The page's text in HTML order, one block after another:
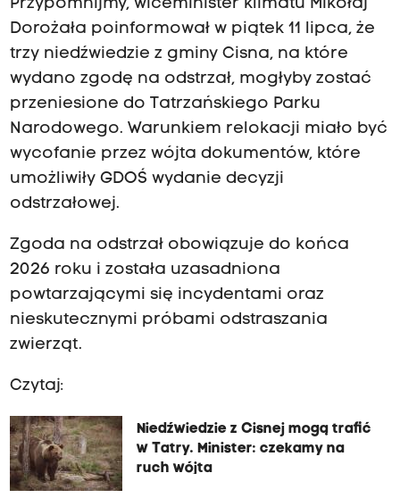
Przypomnijmy, wiceminister klimatu Mikołaj
Dorożała poinformował w piątek 11 lipca, że
trzy niedźwiedzie z gminy Cisna, na które
wydano zgodę na odstrzał, mogłyby zostać
przeniesione do Tatrzańskiego Parku
Narodowego. Warunkiem relokacji miało być
wycofanie przez wójta dokumentów, które
umożliwiły GDOŚ wydanie decyzji
odstrzałowej.
Zgoda na odstrzał obowiązuje do końca
2026 roku i została uzasadniona
powtarzającymi się incydentami oraz
nieskutecznymi próbami odstraszania
zwierząt.
Czytaj:
Niedźwiedzie z Cisnej mogą trafić
w Tatry. Minister: czekamy na
ruch wójta